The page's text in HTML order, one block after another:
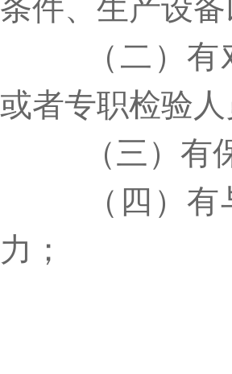
条件、生产设
（二）有对
或者专职检验
（三）有保
（四）有与
力；